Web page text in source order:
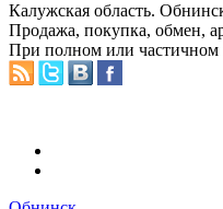
Калужская область.
Продажа, покупка, обмен,
При полном или частичном